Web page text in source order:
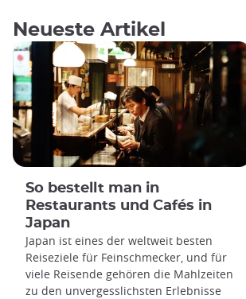
Neueste Artikel
So bestellt man in
Restaurants und Cafés in
Japan
Japan ist eines der weltweit besten
Reiseziele für Feinschmecker, und für
viele Reisende gehören die Mahlzeiten
zu den unvergesslichsten Erlebnisse